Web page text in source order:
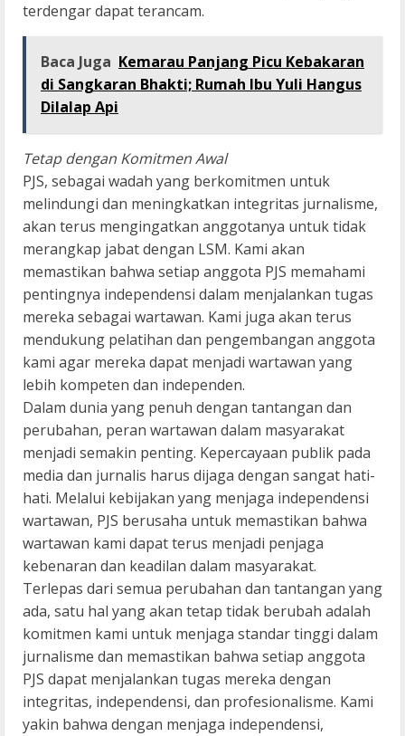
terdengar dapat terancam.
Baca Juga Kemarau Panjang Picu Kebakaran
di Sangkaran Bhakti; Rumah Ibu Yuli Hangus
Dilalap Api
Tetap dengan Komitmen Awal
PJS, sebagai wadah yang berkomitmen untuk
melindungi dan meningkatkan integritas jurnalisme,
akan terus mengingatkan anggotanya untuk tidak
merangkap jabat dengan LSM. Kami akan
memastikan bahwa setiap anggota PJS memahami
pentingnya independensi dalam menjalankan tugas
mereka sebagai wartawan. Kami juga akan terus
mendukung pelatihan dan pengembangan anggota
kami agar mereka dapat menjadi wartawan yang
lebih kompeten dan independen.
Dalam dunia yang penuh dengan tantangan dan
perubahan, peran wartawan dalam masyarakat
menjadi semakin penting. Kepercayaan publik pada
media dan jurnalis harus dijaga dengan sangat hati-
hati. Melalui kebijakan yang menjaga independensi
wartawan, PJS berusaha untuk memastikan bahwa
wartawan kami dapat terus menjadi penjaga
kebenaran dan keadilan dalam masyarakat.
Terlepas dari semua perubahan dan tantangan yang
ada, satu hal yang akan tetap tidak berubah adalah
komitmen kami untuk menjaga standar tinggi dalam
jurnalisme dan memastikan bahwa setiap anggota
PJS dapat menjalankan tugas mereka dengan
integritas, independensi, dan profesionalisme. Kami
yakin bahwa dengan menjaga independensi,